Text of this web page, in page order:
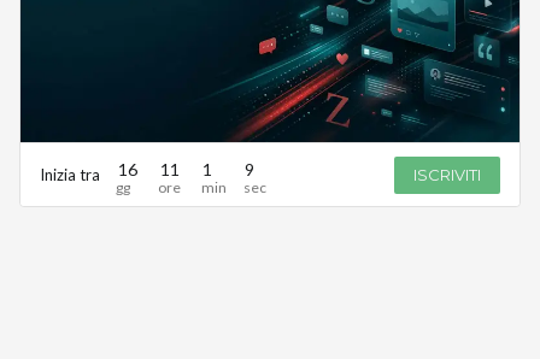
Inizia tra 16 11 1 9 ISCRIVITI